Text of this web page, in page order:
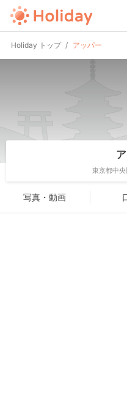
Holiday トップ アッパー
東京都中
写真・動画